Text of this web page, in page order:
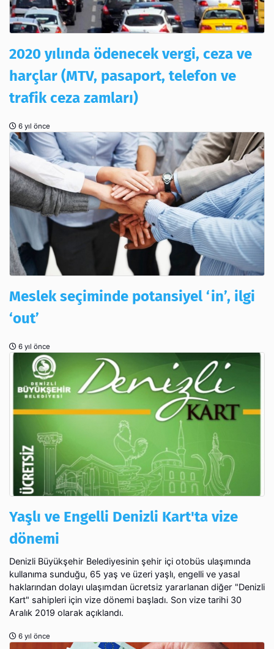
2020 yılında ödenecek vergi, ceza ve
harçlar (MTV, pasaport, telefon ve
trafik ceza zamları)
6 yıl önce
Meslek seçiminde potansiyel ‘in’, ilgi
‘out’
6 yıl önce
Yaşlı ve Engelli Denizli Kart'ta vize
dönemi
Denizli Büyükşehir Belediyesinin şehir içi otobüs ulaşımında
kullanıma sunduğu, 65 yaş ve üzeri yaşlı, engelli ve yasal
haklarından dolayı ulaşımdan ücretsiz yararlanan diğer "Denizli
Kart" sahipleri için vize dönemi başladı. Son vize tarihi 30
Aralık 2019 olarak açıklandı.
6 yıl önce